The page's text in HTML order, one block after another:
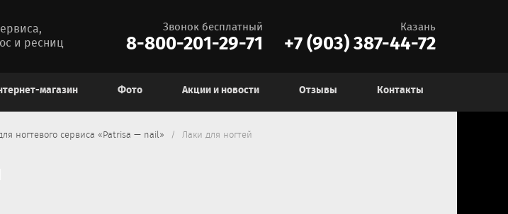
и ресниц
Казань
+7 (903) 387-44-72
Звонок бесплатный
8-800-201-29-71
магазин Фото Акции и новости Отзывы Контакты
ногтевого сервиса «Patrisa — nail» Лаки для ногтей